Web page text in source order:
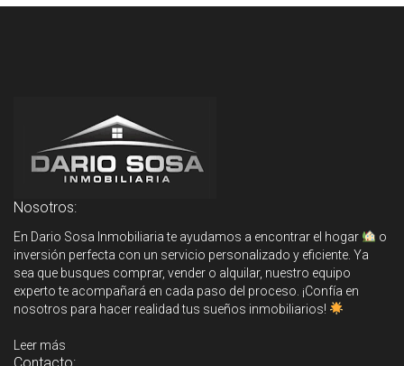
Nosotros:
En Dario Sosa Inmobiliaria te ayudamos a encontrar el hogar
o
inversión perfecta con un servicio personalizado y eficiente. Ya
sea que busques comprar, vender o alquilar, nuestro equipo
experto te acompañará en cada paso del proceso. ¡Confía en
nosotros para hacer realidad tus sueños inmobiliarios!
Leer más